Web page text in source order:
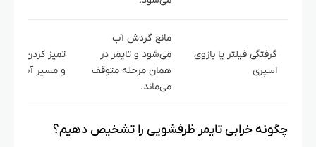
گرفتگی فیلتر یا بازوی
اسپری
مانع گردش آب
می‌شود و تایمر در
همان مرحله متوقف
می‌ماند.
تمیز کردن فیلتر،
و مسیر آب.
چگونه خرابی تایمر ظرفشویی را تشخیص دهیم؟